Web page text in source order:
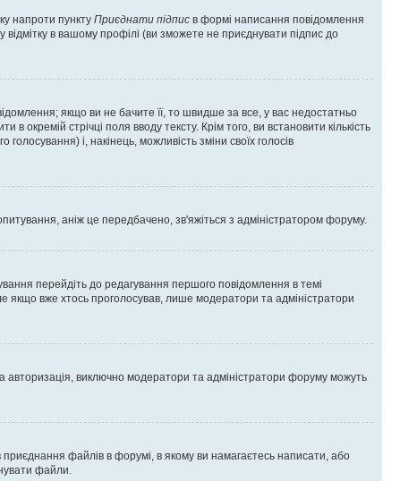
напроти пункту Приєднати підпис в формі написання повідомлення
в вашому профілі (ви зможете не приєднувати підпис до
якщо ви не бачите її, то швидше за все, у вас недостатньо
окремій стрічці поля вводу тексту. Крім того, ви встановити кількість
і, накінець, можливість зміни своїх голосів
аніж це передбачено, зв'яжіться з адміністратором форуму.
перейдіть до редагування першого повідомлення в темі
якщо вже хтось проголосував, лише модератори та адміністратори
виключно модератори та адміністратори форуму можуть
файлів в форумі, в якому ви намагаєтесь написати, або
файли.